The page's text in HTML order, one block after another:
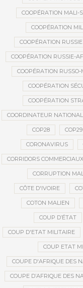
COOPÉRATION MALI-
COOPÉRATION
COOPÉRATION
COOPÉRATION RUSSIE-
COOPÉRATION
COOPÉRATION
COOPÉRATION
COORDINATEUR NATIONAL
COP28 COP29
CORONAVIRUS
CORRIDORS COMMERCIAUX
CORRUPTION
CÔTE D'IVOIRE
COTON MALIEN
COUP D’ÉTAT
COUP D'ETAT MILITAIRE
COUP ETAT
COUPE D'AFRIQUE DES
COUPE D’AFRIQUE DES